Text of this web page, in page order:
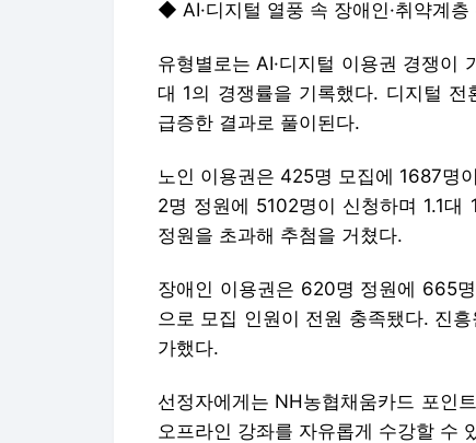
◆ AI·디지털 열풍 속 장애인·취약계층
유형별로는 AI·디지털 이용권 경쟁
대 1의 경쟁률을 기록했다. 디지털
급증한 결과로 풀이된다.
노인 이용권은 425명 모집에 1687명
2명 정원에 5102명이 신청하며 1.1대
정원을 초과해 추첨을 거쳤다.
장애인 이용권은 620명 정원에 665
으로 모집 인원이 전원 충족됐다. 진
가했다.
선정자에게는 NH농협채움카드 포인
오프라인 강좌를 자유롭게 수강할 수